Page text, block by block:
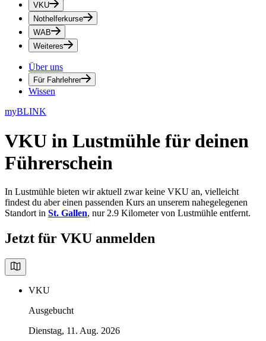
VKU
Nothelferkurse
WAB
Weiteres
Über uns
Für Fahrlehrer
Wissen
myBLINK
VKU in Lustmühle für deinen
Führerschein
In Lustmühle bieten wir aktuell zwar keine VKU an, vielleicht
findest du aber einen passenden Kurs an unserem nahegelegenen
Standort in St. Gallen, nur 2.9 Kilometer von Lustmühle entfernt.
Jetzt für VKU anmelden
VKU
Ausgebucht
Dienstag, 11. Aug. 2026